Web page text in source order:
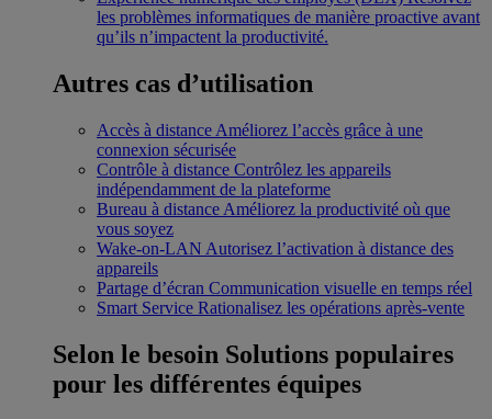
les problèmes informatiques de manière proactive avant
qu’ils n’impactent la productivité.
Autres cas d’utilisation
Accès à distance Améliorez l’accès grâce à une
connexion sécurisée
Contrôle à distance Contrôlez les appareils
indépendamment de la plateforme
Bureau à distance Améliorez la productivité où que
vous soyez
Wake-on-LAN Autorisez l’activation à distance des
appareils
Partage d’écran Communication visuelle en temps réel
Smart Service Rationalisez les opérations après-vente
Selon le besoin Solutions populaires
pour les différentes équipes